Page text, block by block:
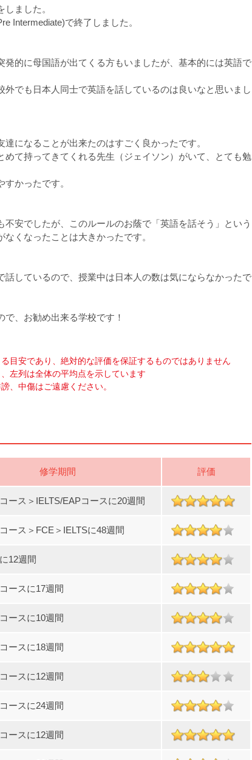
ました。
Intermediate)で終了しました。
的に母国語が出てくる方もいましたが、基本的には英語で
でも日本人同士で英語を話しているのは良いなと思いまし
になることが出来たのはすごく良かったです。
て持ってきてくれる先生（ジェイソン）がいて、とても勉
かったです。
安でしたが、このルールのお蔭で「英語を話そう」という
くなったことは大きかったです。
しているので、授業中は日本人の数は気にならなかったで
、お勧め出来る学校です！
目安であり、絶対的な評価を保証するものではありません
左列は全体の平均点を示しています
、中傷はご遠慮ください。
修学期間 評価
ース＞IELTS/EAPコースに20週間
ース＞FCE＞IELTSに48週間
12週間
ースに17週間
ースに10週間
ースに18週間
ースに12週間
ースに24週間
ースに12週間